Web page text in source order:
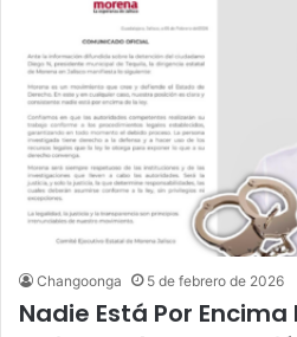
Changoonga 5 de febrero de 2026
Nadie Está Por Encima